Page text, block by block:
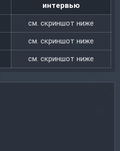
интервью
см. скриншот ниже
см. скриншот ниже
см. скриншот ниже